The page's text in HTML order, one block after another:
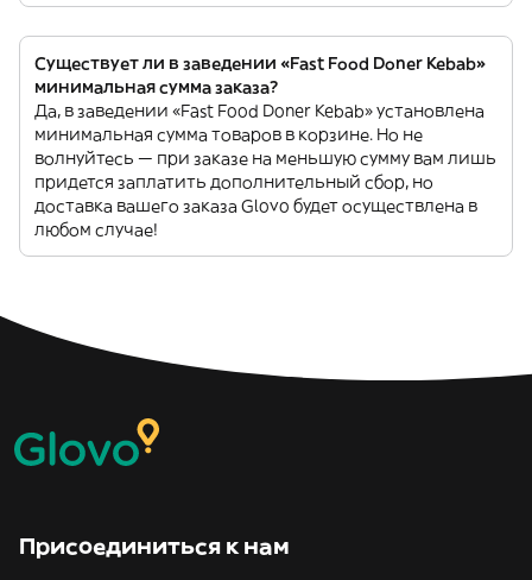
Существует ли в заведении «Fast Food Doner Kebab»
минимальная сумма заказа?
Да, в заведении «Fast Food Doner Kebab» установлена
минимальная сумма товаров в корзине. Но не
волнуйтесь — при заказе на меньшую сумму вам лишь
придется заплатить дополнительный сбор, но
доставка вашего заказа Glovo будет осуществлена в
любом случае!
Присоединиться к нам